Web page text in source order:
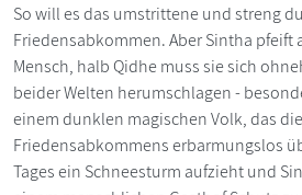
So will es das umstrittene und streng
Friedensabkommen. Aber Sintha pfeift
Mensch, halb Qidhe muss sie sich
beider Welten herumschlagen -
einem dunklen magischen Volk, das
Friedensabkommens erbarmungslos
Tages ein Schneesturm aufzieht und